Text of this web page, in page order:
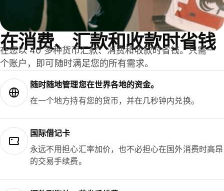
在消费、汇款和收款时省钱
在您以 40 多种货币汇款、消费和收款时省钱。只需一
个账户，即可随时满足您的所有需求。
随时随地管理您在世界各地的资金。
在一个地方持有您的货币，并在几秒钟内兑换。
国际借记卡
永远不用担心汇率加价，也不必担心在国外消费时高昂
的交易手续费。